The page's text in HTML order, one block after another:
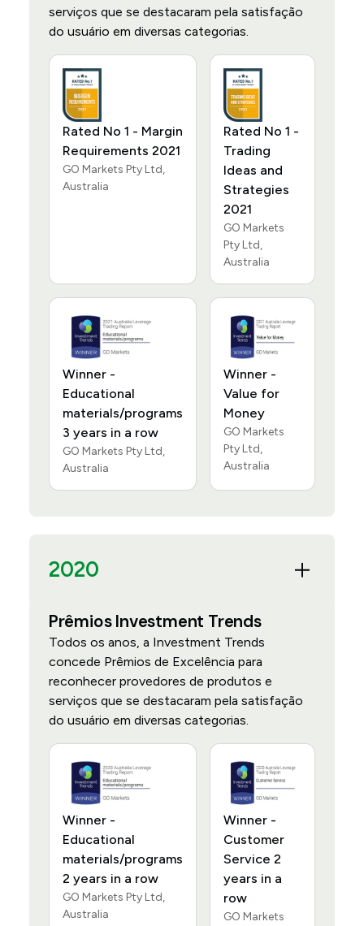
serviços que se destacaram pela satisfação
do usuário em diversas categorias.
Rated No 1 - Margin
Requirements 2021
GO Markets Pty Ltd,
Australia
Rated No 1 -
Trading
Ideas and
Strategies
2021
GO Markets
Pty Ltd,
Australia
Winner -
Educational
materials/programs
3 years in a row
GO Markets Pty Ltd,
Australia
Winner -
Value for
Money
GO Markets
Pty Ltd,
Australia
2020
Prêmios Investment Trends
Todos os anos, a Investment Trends
concede Prêmios de Excelência para
reconhecer provedores de produtos e
serviços que se destacaram pela satisfação
do usuário em diversas categorias.
Winner -
Educational
materials/programs
2 years in a row
GO Markets Pty Ltd,
Australia
Winner -
Customer
Service 2
years in a
row
GO Markets